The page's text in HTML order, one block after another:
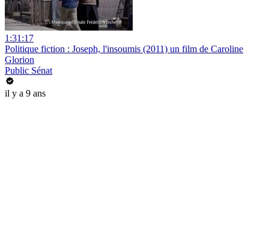
1:31:17
Politique fiction : Joseph, l'insoumis (2011) un film de Caroline
Glorion
Public Sénat
il y a 9 ans